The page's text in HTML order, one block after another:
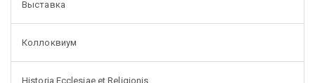
Выставка
Коллоквиум
Historia Ecclesiae et Religionis